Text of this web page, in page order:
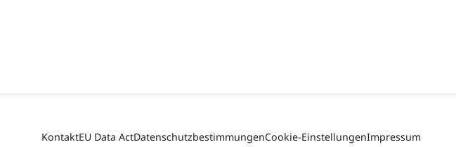
KontaktEU Data ActDatenschutzbestimmungenCookie-EinstellungenImpressum